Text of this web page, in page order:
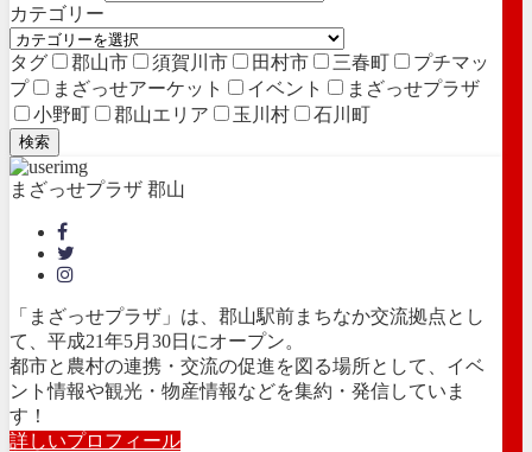
カテゴリー
タグ 郡山市 須賀川市 田村市 三春町
プチマッ
プ
まざっせアーケット イベント
まざっせプラザ
小野町
郡山エリア 玉川村 石川町
検索
まざっせプラザ 郡山
「まざっせプラザ」は、郡山駅前まちなか交流拠点とし
て、平成21年5月30日にオープン。
都市と農村の連携・交流の促進を図る場所として、イベ
ント情報や観光・物産情報などを集約・発信していま
す！
詳しいプロフィール